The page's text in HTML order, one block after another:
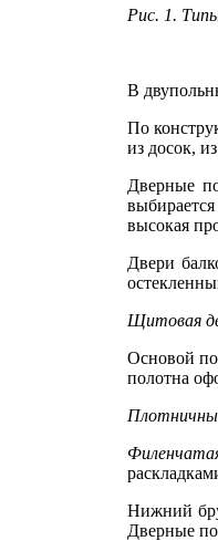
Рис. 1.
В
По
из до­сок,
Дверные
высокая
Двери
Щитовая
Основой
по­лотна
Нижний
Двер­ные